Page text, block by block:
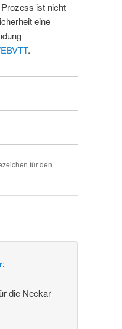
ist nicht
eine
.
für den
:
die Neckar